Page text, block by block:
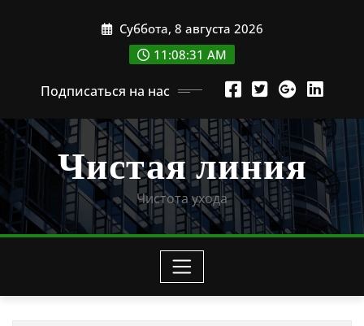
Суббота, 8 августа 2026
11:08:32 AM
Подписаться на нас
Чистая линия
Чистота ухода